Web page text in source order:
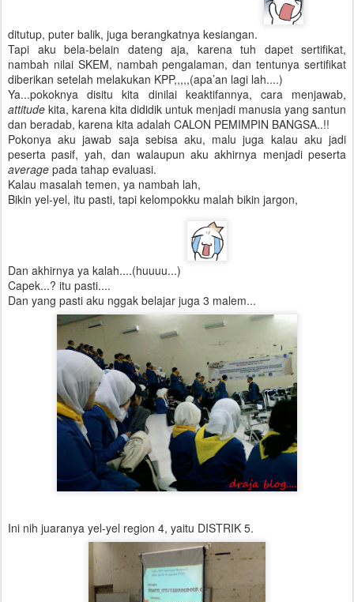
ditutup, puter balik, juga berangkatnya kesiangan.
Tapi aku bela-belain dateng aja, karena tuh dapet sertifikat,
nambah nilai SKEM, nambah pengalaman, dan tentunya sertifikat
diberikan setelah melakukan KPP,,,,,(apa’an lagi lah....)
Ya...pokoknya disitu kita dinilai keaktifannya, cara menjawab,
attitude kita, karena kita dididik untuk menjadi manusia yang santun
dan beradab, karena kita adalah CALON PEMIMPIN BANGSA..!!
Pokonya aku jawab saja sebisa aku, malu juga kalau aku jadi
peserta pasif, yah, dan walaupun aku akhirnya menjadi peserta
average pada tahap evaluasi.
Kalau masalah temen, ya nambah lah,
Bikin yel-yel, itu pasti, tapi kelompokku malah bikin jargon,
Dan akhirnya ya kalah....(huuuu...)
Capek...? itu pasti....
Dan yang pasti aku nggak belajar juga 3 malem...
Ini nih juaranya yel-yel region 4, yaitu DISTRIK 5.